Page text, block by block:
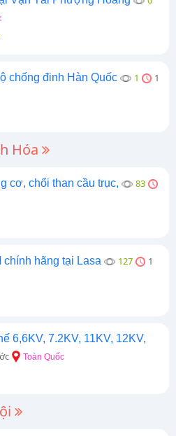
chống đinh Hàn Quốc 1
1
Hóa
cơ, chổi than cầu trục,
83
chính hãng tại Lasa 127
1
6,6KV, 7.2KV, 11KV, 12KV,
Toàn Quốc